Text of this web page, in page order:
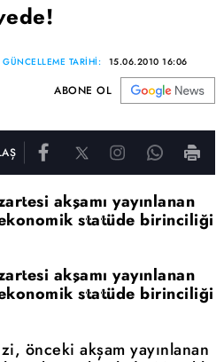
GÜNCELLEME TARİHİ: 15.06.2010 16:06
ABONE OL
akşamı yayınlanan
statüde birinciliği
akşamı yayınlanan
statüde birinciliği
önceki akşam yayınlanan